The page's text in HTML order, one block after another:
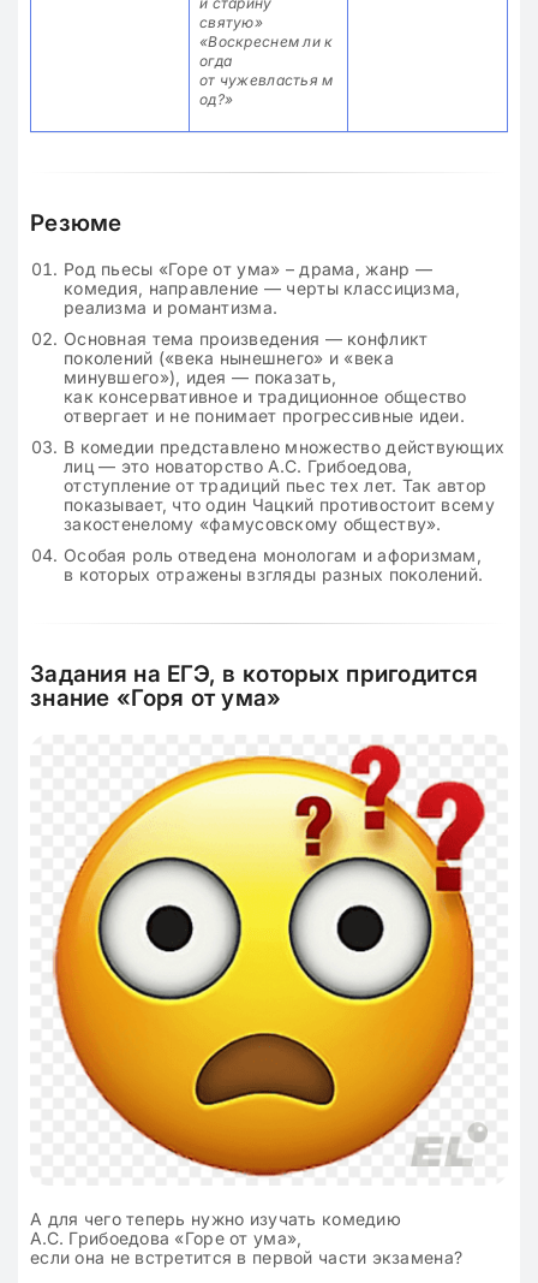
святую»
«Воскреснем ли к
огда
от чужевластья м
од?»
Резюме
Род пьесы «Горе от ума» – драма, жанр —
комедия, направление — черты классицизма,
реализма и романтизма.
Основная тема произведения — конфликт
поколений («века нынешнего» и «века
минувшего»), идея — показать,
как консервативное и традиционное общество
отвергает и не понимает прогрессивные идеи.
В комедии представлено множество действующих
лиц — это новаторство А.С. Грибоедова,
отступление от традиций пьес тех лет. Так автор
показывает, что один Чацкий противостоит всему
закостенелому «фамусовскому обществу».
Особая роль отведена монологам и афоризмам,
в которых отражены взгляды разных поколений.
Задания на ЕГЭ, в которых пригодится
знание «Горя от ума»
А для чего теперь нужно изучать комедию
А.С. Грибоедова «Горе от ума»,
если она не встретится в первой части экзамена?